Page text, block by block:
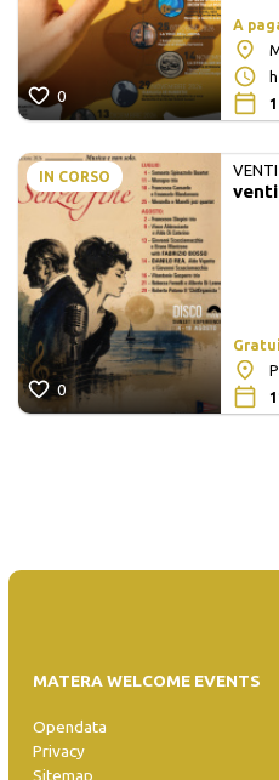
0
A
IN CORSO
0
MATERA WELCOME EVENTS
Opendata
Privacy
Sitemap